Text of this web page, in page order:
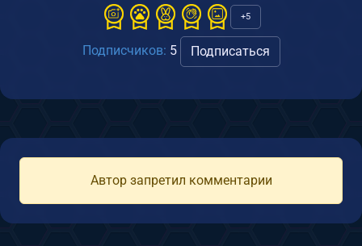
+5
Подписчиков: 5 Подписаться
Автор запретил комментарии